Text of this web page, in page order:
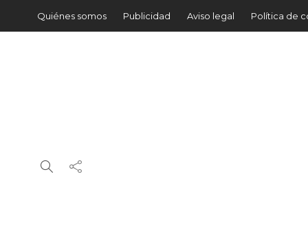
Quiénes somos Publicidad Aviso legal Política de